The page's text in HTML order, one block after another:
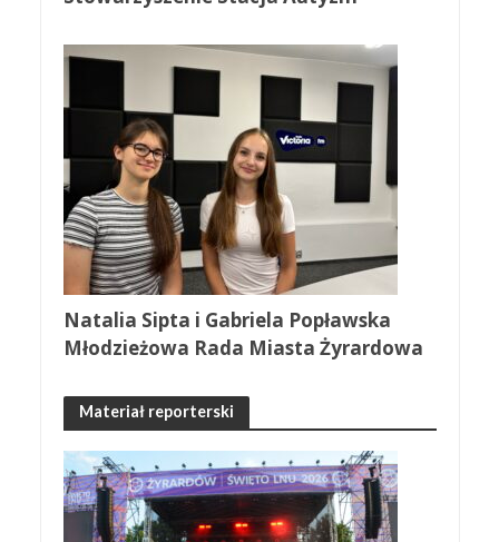
Natalia Sipta i Gabriela Popławska
Młodzieżowa Rada Miasta Żyrardowa
Materiał reporterski